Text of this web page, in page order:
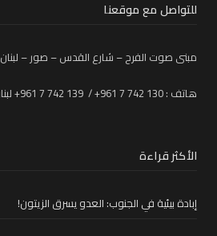
للتواصل مع موقعنا
مبنى صوت الفرح – شارع القدس – صور – لبنان
هاتف : 130 742 7 961+ / 139 742 7 961+ لبنان
الأكثر قراءة
إبادة بيئية في الجنوب: العدو يسرق الزيتون!